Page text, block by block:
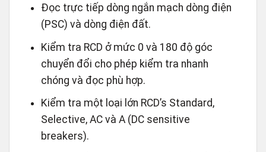
Đọc trực tiếp dòng ngắn mạch dòng điện
(PSC) và dòng điện đất.
Kiểm tra RCD ở mức 0 và 180 độ góc
chuyển đổi cho phép kiểm tra nhanh
chóng và đọc phù hợp.
Kiểm tra một loại lớn RCD’s Standard,
Selective, AC và A (DC sensitive
breakers).